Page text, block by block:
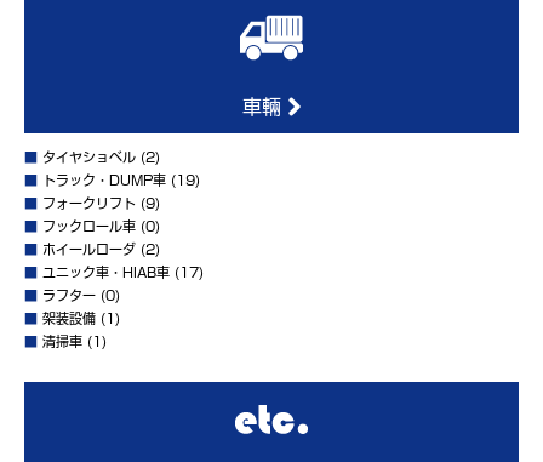
車輛
タイヤショベル (2)
トラック・DUMP車 (19)
フォークリフト (9)
フックロール車 (0)
ホイールローダ (2)
ユニック車・HIAB車 (17)
ラフター (0)
架装設備 (1)
清掃車 (1)